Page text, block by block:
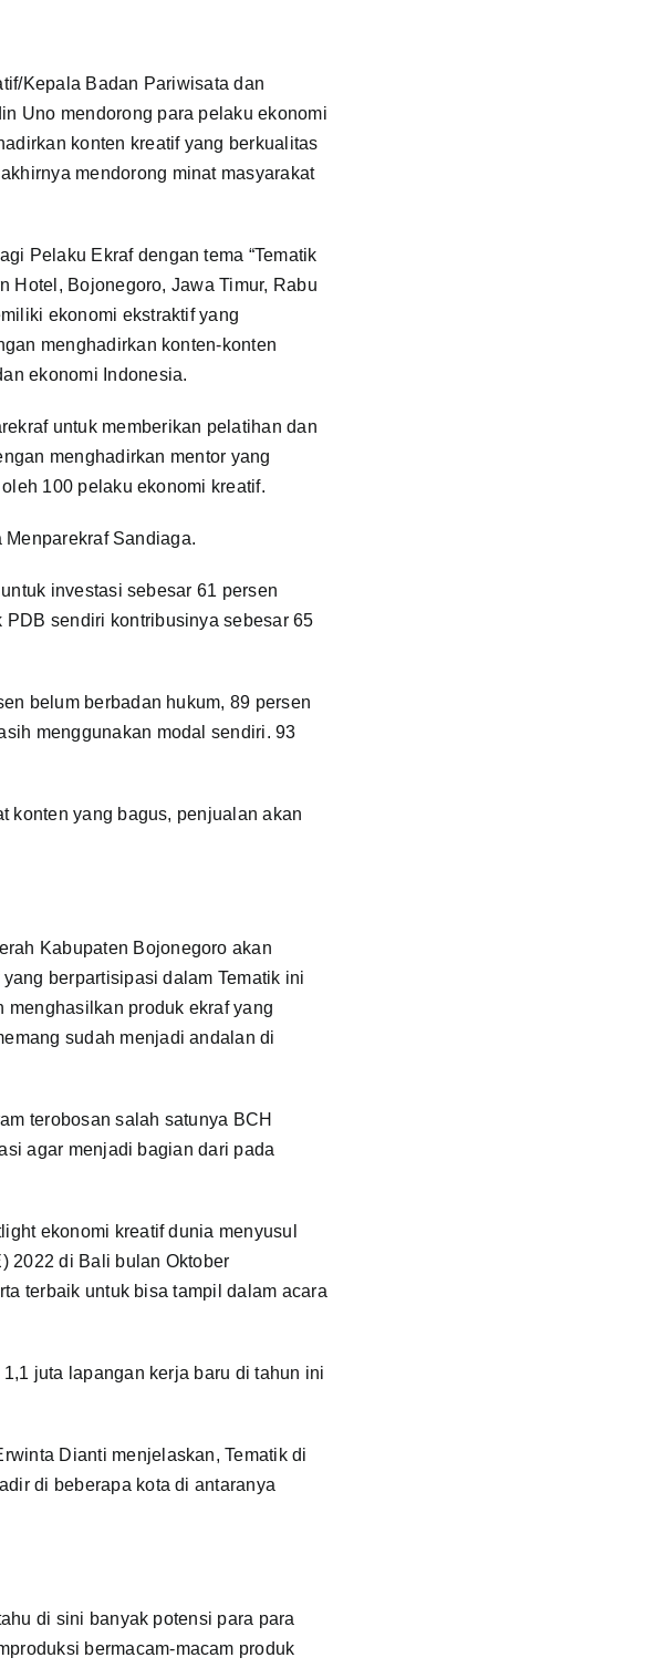
Kepala Badan Pariwisata dan
Uno mendorong para pelaku ekonomi
konten kreatif yang berkualitas
mendorong minat masyarakat
Pelaku Ekraf dengan tema “Tematik
Hotel, Bojonegoro, Jawa Timur, Rabu
ekonomi ekstraktif yang
menghadirkan konten-konten
ekonomi Indonesia.
untuk memberikan pelatihan dan
menghadirkan mentor yang
100 pelaku ekonomi kreatif.
Menparekraf Sandiaga.
investasi sebesar 61 persen
sendiri kontribusinya sebesar 65
belum berbadan hukum, 89 persen
menggunakan modal sendiri. 93
konten yang bagus, penjualan akan
Kabupaten Bojonegoro akan
berpartisipasi dalam Tematik ini
produk ekraf yang
sudah menjadi andalan di
terobosan salah satunya BCH
agar menjadi bagian dari pada
ekonomi kreatif dunia menyusul
2022 di Bali bulan Oktober
terbaik untuk bisa tampil dalam acara
juta lapangan kerja baru di tahun ini
Dianti menjelaskan, Tematik di
di beberapa kota di antaranya
di sini banyak potensi para para
bermacam-macam produk